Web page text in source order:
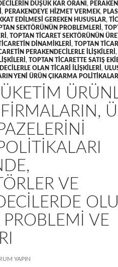
DÜŞÜK KAR ORANI ,
, PERAKENDEYE HIZMET VERMEK,
EDILMESI GEREKEN HUSUSLAR,
SEKTÖRÜNÜN PROBLEMLERI ,
, TOPTAN TICARET SEKTÖRÜNÜN
DINAMIKLERI , TOPTAN
PERAKENDECILERLE ILIŞKILERI ,
, TOPTAN TICARETTE SATIŞ
OLAN TICARI ILIŞKILERI ,
YENI ÜRÜN ÇIKARMA POLITIKALARI
VE
VE
YAPIN